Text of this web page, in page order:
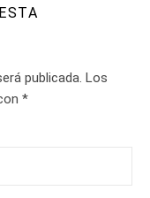
publicada. Los
*